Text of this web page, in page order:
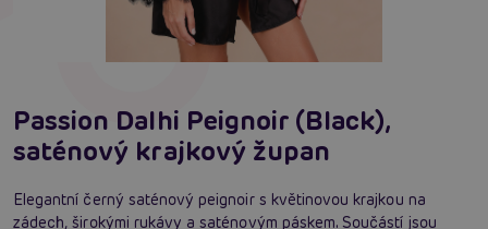
Passion Dalhi Peignoir (Black),
saténový krajkový župan
Elegantní černý saténový peignoir s květinovou krajkou na
zádech, širokými rukávy a saténovým páskem. Součástí jsou